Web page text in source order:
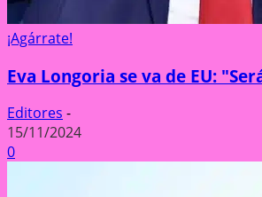
¡Agárrate!
Eva Longoria se va de EU:
Editores -
15/11/2024
0